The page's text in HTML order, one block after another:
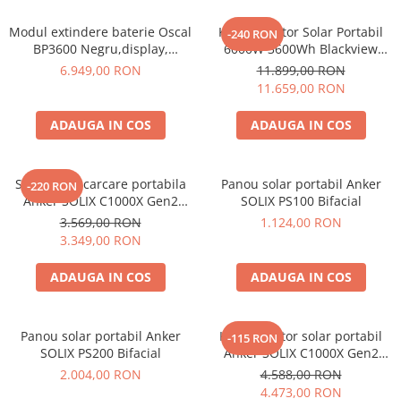
Toate panourile portabile
Kituri solare pentru balcon
Componente Fotovoltaice
Incarcatoare solare
Incarcatoare solare MPPT
Incarcatoare solare PWM
Cabluri panouri fotovoltaice
Cabluri pentru echipamente
fotovoltaice
Accesorii
Monitorizare si control
Modul extindere baterie Oscal
BP3600 Negru,display,
compatibil cu Oscal
6.949,00 RON
ADAUGA IN COS
-240 RON
Kit Generator Solar Portabil
6000W 3600Wh Blackview
OSCAL PowerMax 6000 +
panou solar 400W
11.899,00 RON
11.659,00 RON
ADAUGA IN COS
-220 RON
Statie de incarcare portabila
Anker SOLIX C1000X Gen2
2000W 1024Wh
3.569,00 RON
3.349,00 RON
ADAUGA IN COS
Panou solar portabil Anker
SOLIX PS100 Bifacial
1.124,00 RON
ADAUGA IN COS
Panou solar portabil Anker
SOLIX PS200 Bifacial
2.004,00 RON
-115 RON
Kit generator solar portabil
Anker SOLIX C1000X Gen2
2000W 1024Wh + panou 100W
4.588,00 RON
4.473,00 RON